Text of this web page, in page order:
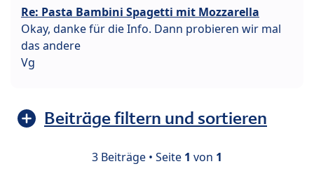
Re: Pasta Bambini Spagetti mit Mozzarella
Okay, danke für die Info. Dann probieren wir mal
das andere
Vg
Beiträge filtern und sortieren
3 Beiträge • Seite 1 von 1